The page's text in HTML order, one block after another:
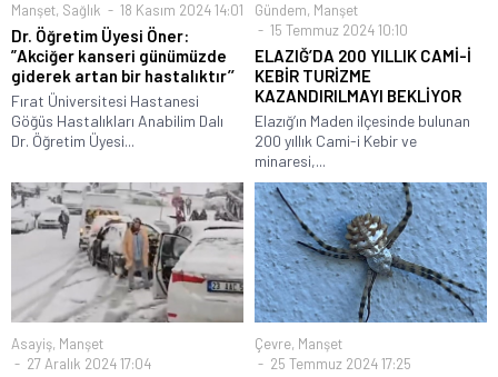
Manşet, Sağlık 18 Kasım 2024 14:01
Dr. Öğretim Üyesi Öner:
”Akciğer kanseri günümüzde
giderek artan bir hastalıktır’’
Fırat Üniversitesi Hastanesi
Göğüs Hastalıkları Anabilim Dalı
Dr. Öğretim Üyesi...
Gündem, Manşet
15 Temmuz 2024 10:10
ELAZIĞ’DA 200 YILLIK CAMİ-İ
KEBİR TURİZME
KAZANDIRILMAYI BEKLİYOR
Elazığ’ın Maden ilçesinde bulunan
200 yıllık Cami-i Kebir ve
minaresi,...
Asayiş, Manşet
27 Aralık 2024 17:04
Çevre, Manşet
25 Temmuz 2024 17:25